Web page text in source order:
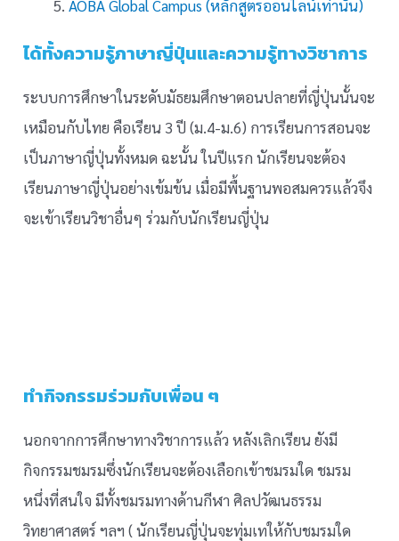
AOBA Global Campus (หลักสูตรออนไลน์เท่านั้น)
ได้ทั้งความรู้ภาษาญี่ปุ่นและความรู้ทางวิชาการ
ระบบการศึกษาในระดับมัธยมศึกษาตอนปลายที่ญี่ปุ่นนั้นจะ
เหมือนกับไทย คือเรียน 3 ปี (ม.4-ม.6) การเรียนการสอนจะ
เป็นภาษาญี่ปุ่นทั้งหมด ฉะนั้น ในปีแรก นักเรียนจะต้อง
เรียนภาษาญี่ปุ่นอย่างเข้มข้น เมื่อมีพื้นฐานพอสมควรแล้วจึง
จะเข้าเรียนวิชาอื่นๆ ร่วมกับนักเรียนญี่ปุ่น
ทำกิจกรรมร่วมกับเพื่อน ๆ
นอกจากการศึกษาทางวิชาการแล้ว หลังเลิกเรียน ยังมี
กิจกรรมชมรมซึ่งนักเรียนจะต้องเลือกเข้าชมรมใด ชมรม
หนึ่งที่สนใจ มีทั้งชมรมทางด้านกีฬา ศิลปวัฒนธรรม
วิทยาศาสตร์ ฯลฯ ( นักเรียนญี่ปุ่นจะทุ่มเทให้กับชมรมใด